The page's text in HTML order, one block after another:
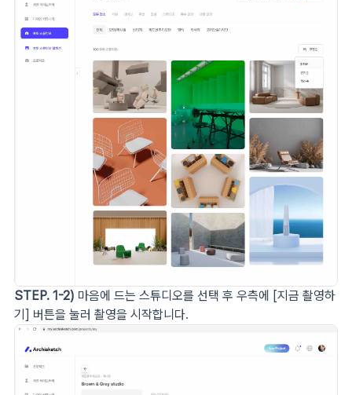
STEP. 1-2) 마음에 드는 스튜디오를 선택 후 우측에 [지금 촬영하
기] 버튼을 눌러 촬영을 시작합니다.